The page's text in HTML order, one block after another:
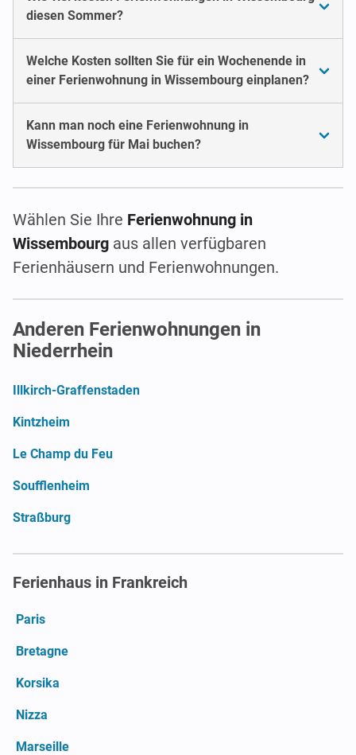
diesen Sommer?
Welche Kosten sollten Sie für ein Wochenende in
einer Ferienwohnung in Wissembourg einplanen?
Kann man noch eine Ferienwohnung in
Wissembourg für Mai buchen?
Wählen Sie Ihre Ferienwohnung in
Wissembourg aus allen verfügbaren
Ferienhäusern und Ferienwohnungen.
Anderen Ferienwohnungen in
Niederrhein
Illkirch-Graffenstaden
Kintzheim
Le Champ du Feu
Soufflenheim
Straßburg
Ferienhaus in Frankreich
Paris
Bretagne
Korsika
Nizza
Marseille